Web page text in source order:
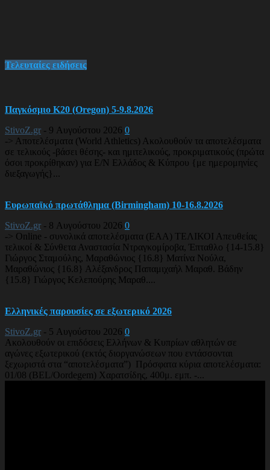
Τελευταίες ειδήσεις
Παγκόσμιο Κ20 (Oregon) 5-9.8.2026
StivoZ.gr - 9 Αυγούστου 2026 0
-> Αποτελέσματα (World Athletics) Ακολουθούν τα αποτελέσματα
σε τελικούς -βάσει θέσης- και ημιτελικούς, προκριματικούς (πρώτα
όσοι προκρίθηκαν) για Ε/Ν Ελλάδος & Κύπρου {με ημερομηνίες
διεξαγωγής}...
Ευρωπαϊκό πρωτάθλημα (Birmingham) 10-16.8.2026
StivoZ.gr - 8 Αυγούστου 2026 0
-> Online - συνολικά αποτελέσματα (EAA) ΤΕΛΙΚΟΙ Απευθείας
τελικοί & Σύνθετα Αναστασία Ντραγκομίροβα, Έπταθλο {14-15.8}
Γιώργος Σταμούλης, Μαραθώνιος {16.8} Ματίνα Νούλα,
Μαραθώνιος {16.8} Αλέξανδρος Παπαμιχαήλ Μαραθ. Βάδην
{15.8} Γιώργος Κελεπούρης Μαραθ....
Ελληνικές παρουσίες σε εξωτερικό 2026
StivoZ.gr - 5 Αυγούστου 2026 0
Ακολουθούν οι επιδόσεις Ελλήνων & Κυπρίων αθλητών σε
αγώνες εξωτερικού (εκτός διοργανώσεων που εντάσσονται
ξεχωριστά στα “αποτελέσματα”) Πρόσφατα κύρια αποτελέσματα:
01/08 (BEL/Oordegem) Χαρατσίδης, 400μ. εμπ. -...